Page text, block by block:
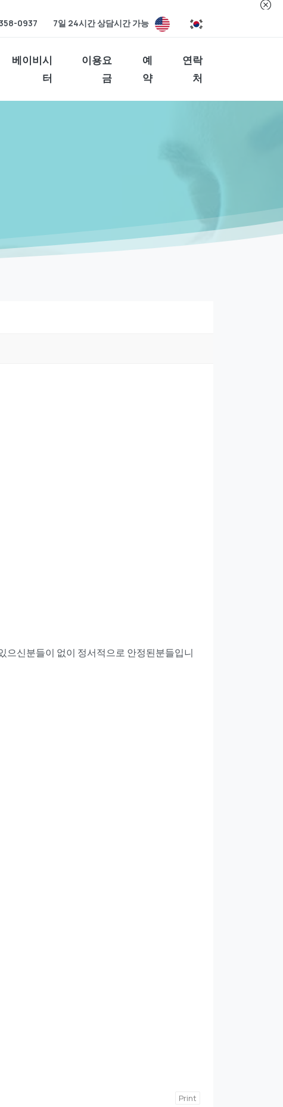
0937 7일 24시간 상담시간 가능
베이비시
터
이용요
금
예
약
연락
처
으신분들이 없이 정서적으로 안정된분들입니
Print